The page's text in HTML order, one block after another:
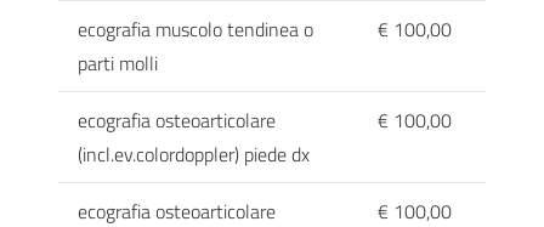
ecografia muscolo tendinea o
parti molli
€ 100,00
ecografia osteoarticolare
(incl.ev.colordoppler) piede dx
€ 100,00
ecografia osteoarticolare
€ 100,00